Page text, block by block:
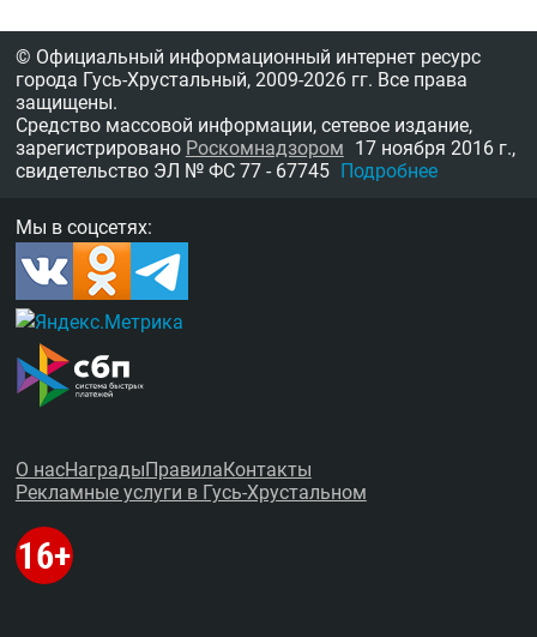
© Официальный информационный интернет ресурс
города Гусь-Хрустальный, 2009-2026 гг. Все права
защищены.
Средство массовой информации, сетевое издание,
зарегистрировано Роскомнадзором 17 ноября 2016 г.,
свидетельство ЭЛ № ФС 77 - 67745 Подробнее
Мы в соцсетях:
О насНаграды Правила Контакты
Рекламные услуги в Гусь-Хрустальном